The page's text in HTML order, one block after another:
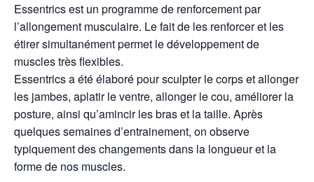
Essentrics est un programme de renforcement par
l’allongement musculaire. Le fait de les renforcer et les
étirer simultanément permet le développement de
muscles très flexibles.
Essentrics a été élaboré pour sculpter le corps et allonger
les jambes, aplatir le ventre, allonger le cou, améliorer la
posture, ainsi qu’amincir les bras et la taille. Après
quelques semaines d’entrainement, on observe
typiquement des changements dans la longueur et la
forme de nos muscles.